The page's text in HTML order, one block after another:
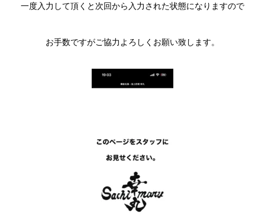
一度入力して頂くと次回から入力された状態になりますので
お手数ですがご協力よろしくお願い致します。